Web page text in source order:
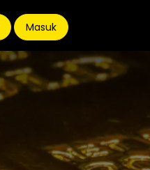
Masuk